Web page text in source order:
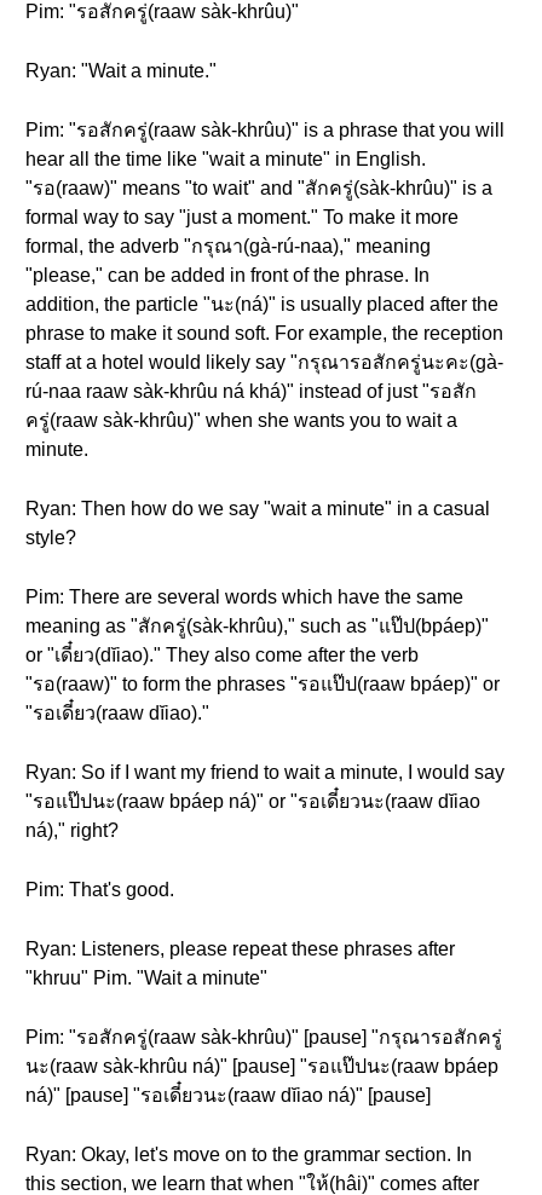
Pim: "รอสักครู่(raaw sàk-khrûu)"
Ryan: "Wait a minute."
Pim: "รอสักครู่(raaw sàk-khrûu)" is a phrase that you will
hear all the time like "wait a minute" in English.
"รอ(raaw)" means "to wait" and "สักครู่(sàk-khrûu)" is a
formal way to say "just a moment." To make it more
formal, the adverb "กรุณา(gà-rú-naa)," meaning
"please," can be added in front of the phrase. In
addition, the particle "นะ(ná)" is usually placed after the
phrase to make it sound soft. For example, the reception
staff at a hotel would likely say "กรุณารอสักครู่นะคะ(gà-
rú-naa raaw sàk-khrûu ná khá)" instead of just "รอสัก
ครู่(raaw sàk-khrûu)" when she wants you to wait a
minute.
Ryan: Then how do we say "wait a minute" in a casual
style?
Pim: There are several words which have the same
meaning as "สักครู่(sàk-khrûu)," such as "แป๊ป(bpáep)"
or "เดี๋ยว(dĭiao)." They also come after the verb
"รอ(raaw)" to form the phrases "รอแป๊ป(raaw bpáep)" or
"รอเดี๋ยว(raaw dĭiao)."
Ryan: So if I want my friend to wait a minute, I would say
"รอแป๊ปนะ(raaw bpáep ná)" or "รอเดี๋ยวนะ(raaw dĭiao
ná)," right?
Pim: That's good.
Ryan: Listeners, please repeat these phrases after
"khruu" Pim. "Wait a minute"
Pim: "รอสักครู่(raaw sàk-khrûu)" [pause] "กรุณารอสักครู่
นะ(raaw sàk-khrûu ná)" [pause] "รอแป๊ปนะ(raaw bpáep
ná)" [pause] "รอเดี๋ยวนะ(raaw dĭiao ná)" [pause]
Ryan: Okay, let's move on to the grammar section. In
this section, we learn that when "ให้(hâi)" comes after